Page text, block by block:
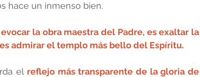
hace un inmenso bien.
evocar la obra maestra del Padre, es exaltar la
admirar el templo más bello del Espíritu.
el reflejo más transparente de la gloria de